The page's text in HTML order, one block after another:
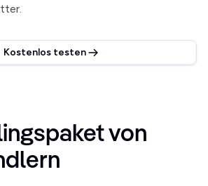
Kostenlos testen
von